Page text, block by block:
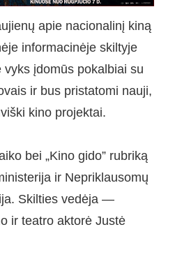
apie nacionalinį kiną
informacinėje skiltyje
vyks įdomūs pokalbiai su
ir bus pristatomi nauji,
kino projektai.
bei „Kino gido” rubriką
ir Nepriklausomų
Skilties vedėja —
ir teatro aktorė Justė